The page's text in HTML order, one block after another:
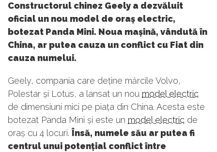
Constructorul chinez Geely a dezvăluit
oficial un nou model de oraș electric,
botezat Panda Mini. Noua mașină, vândută în
China, ar putea cauza un conflict cu Fiat din
cauza numelui.
Geely, compania care deține mărcile Volvo,
Polestar și Lotus, a lansat un nou model electric
de dimensiuni mici pe piața din China. Acesta este
botezat Panda Mini și este un model electric de
oraș cu 4 locuri. Însă, numele său ar putea fi
centrul unui potențial conflict între